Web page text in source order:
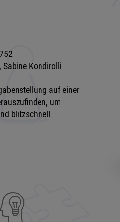
Sabine Kondirolli
auf einer
um
blitzschnell